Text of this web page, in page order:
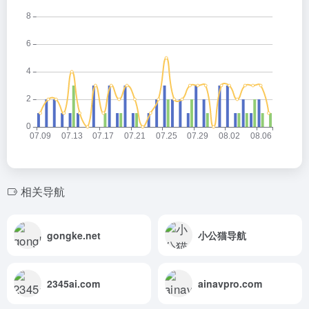
相关导航
gongke.net 小公猫导航
2345ai.com ainavpro.com